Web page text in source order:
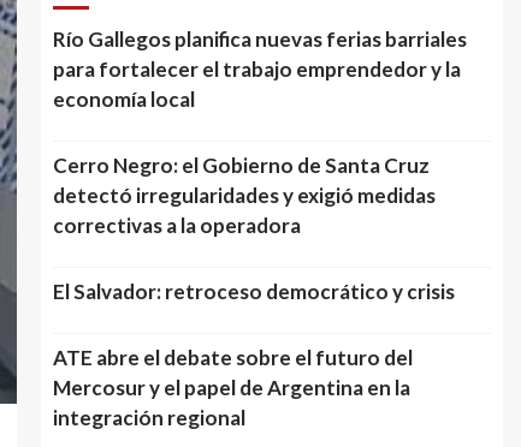
Río Gallegos planifica nuevas ferias barriales
para fortalecer el trabajo emprendedor y la
economía local
Cerro Negro: el Gobierno de Santa Cruz
detectó irregularidades y exigió medidas
correctivas a la operadora
El Salvador: retroceso democrático y crisis
ATE abre el debate sobre el futuro del
Mercosur y el papel de Argentina en la
integración regional